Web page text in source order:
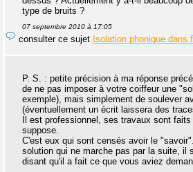
type de bruits ?
07 septembre 2010 à 17:05
consulter ce sujet Isolation phonique dans
P. S. : petite précision à ma réponse
de ne pas imposer à votre coiffeur une
exemple), mais simplement de soulever
(éventuellement un écrit laissera des
Il est professionnel, ses travaux sont
suppose.
C'est eux qui sont censés avoir le
solution qui ne marche pas par la suite, il
disant qu'il a fait ce que vous aviez